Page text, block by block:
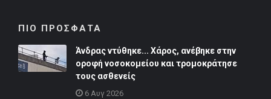
ΠΙΟ ΠΡΟΣΦΑΤΑ
Άνδρας ντύθηκε... Χάρος, ανέβηκε στην
οροφή νοσοκομείου και τρομοκράτησε
τους ασθενείς
6 Αυγ 2026